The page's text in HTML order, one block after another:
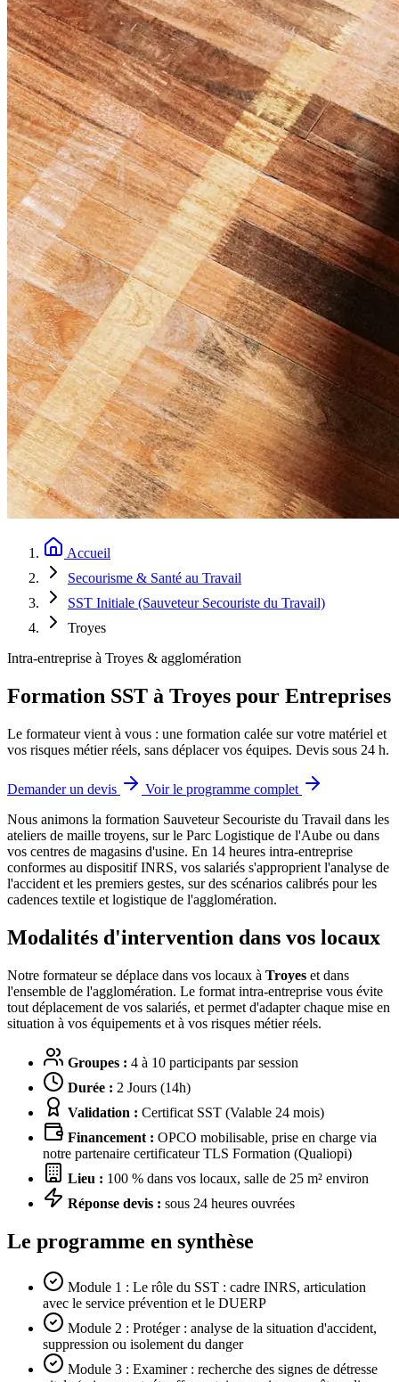
Accueil
Secourisme & Santé au Travail
SST Initiale (Sauveteur Secouriste du Travail)
Troyes
Intra-entreprise à Troyes & agglomération
Formation SST à Troyes pour Entreprises
Le formateur vient à vous : une formation calée sur votre matériel et
vos risques métier réels, sans déplacer vos équipes. Devis sous 24 h.
Demander un devis
Voir le programme complet
Nous animons la formation Sauveteur Secouriste du Travail dans les
ateliers de maille troyens, sur le Parc Logistique de l'Aube ou dans
vos centres de magasins d'usine. En 14 heures intra-entreprise
conformes au dispositif INRS, vos salariés s'approprient l'analyse de
l'accident et les premiers gestes, sur des scénarios calibrés pour les
cadences textile et logistique de l'agglomération.
Modalités d'intervention dans vos locaux
Notre formateur se déplace dans vos locaux à Troyes et dans
l'ensemble de l'agglomération. Le format intra-entreprise vous évite
tout déplacement de vos salariés, et permet d'adapter chaque mise en
situation à vos équipements et à vos risques métier réels.
Groupes : 4 à 10 participants par session
Durée : 2 Jours (14h)
Validation : Certificat SST (Valable 24 mois)
Financement : OPCO mobilisable, prise en charge via
notre partenaire certificateur TLS Formation (Qualiopi)
Lieu : 100 % dans vos locaux, salle de 25 m² environ
Réponse devis : sous 24 heures ouvrées
Le programme en synthèse
Module 1 : Le rôle du SST : cadre INRS, articulation
avec le service prévention et le DUERP
Module 2 : Protéger : analyse de la situation d'accident,
suppression ou isolement du danger
Module 3 : Examiner : recherche des signes de détresse